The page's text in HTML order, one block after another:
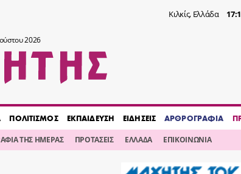
Κιλκίς, Ελλάδα
2026
ΠΟΛΙΤΙΣΜΟΣ ΕΚΠΑΙΔΕΥΣΗ ΕΙΔΗΣΕΙΣ ΑΡΘΡΟΓΡΑΦΙΑ
ΤΗΣ ΗΜΕΡΑΣ ΠΡΟΤΑΣΕΙΣ ΕΛΛΑΔΑ ΕΠΙΚΟΙΝΩΝΙΑ